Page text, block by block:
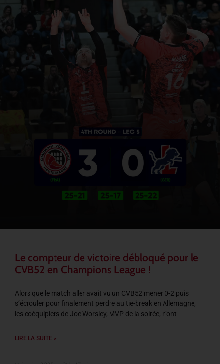
Le compteur de victoire débloqué pour le
CVB52 en Champions League !
Alors que le match aller avait vu un CVB52 mener 0-2 puis
s’écrouler pour finalement perdre au tie-break en Allemagne,
les coéquipiers de Joe Worsley, MVP de la soirée, n’ont
LIRE LA SUITE »